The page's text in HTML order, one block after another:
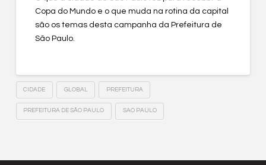
Copa do Mundo e o que muda na rotina da capital
são os temas desta campanha da Prefeitura de
São Paulo.
CIDADE GLOBAL PREFEITURA
PREFEITURA DE SÃO PAULO SAO PAULO